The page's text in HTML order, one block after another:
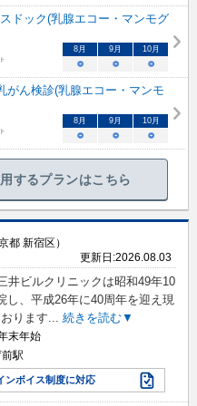
ドック(乳腺エコー・マンモグ
8月 9月 10月
○ ○ ○
がん検診(乳腺エコー・マンモ
8月 9月 10月
○ ○ ○
するプランはこちら
都 新宿区）
更新日:2026.08.03
井ビルクリニックは昭和49年10
し、平成26年に40周年を迎え現
ります
続きを読む▼
末年始
駅
ンボイス制度に対応